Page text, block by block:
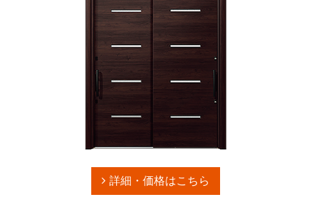
詳細・価格はこちら